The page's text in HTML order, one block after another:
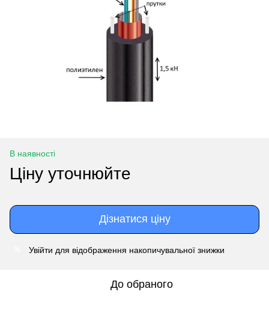
В наявності
Ціну уточнюйте
Дізнатися ціну
Увійти для відображення накопичувальної знижки
До обраного